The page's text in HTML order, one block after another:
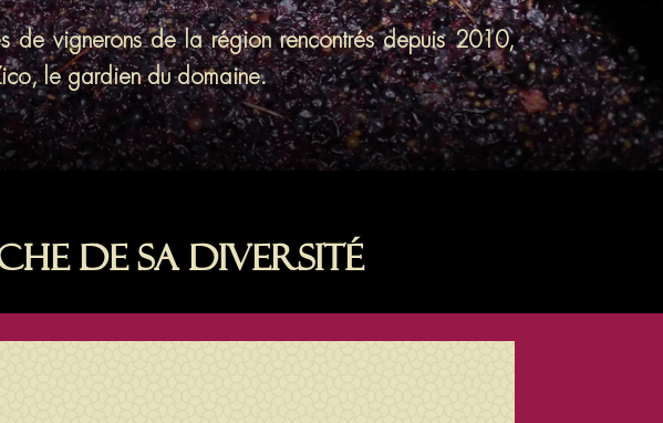
de vignerons de la région rencontrés depuis 2010,
le gardien du domaine.
de sa diversité